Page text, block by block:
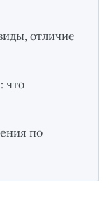
отличие
что
по